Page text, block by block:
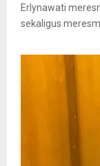
Erlynawati
sekaligus